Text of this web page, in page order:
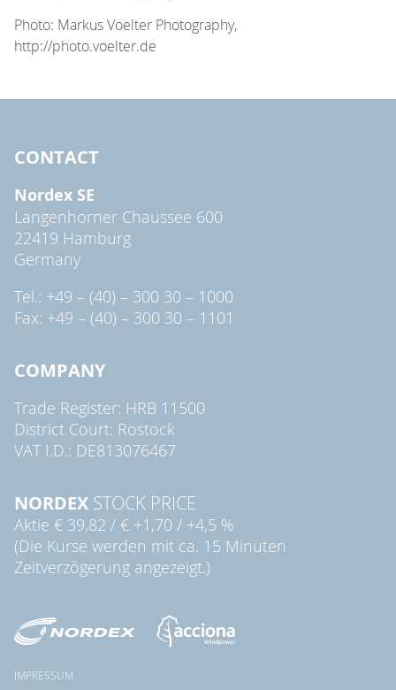
Photo: Markus Voelter Photography,
http://photo.voelter.de
CONTACT
Nordex SE
Langenhorner Chaussee 600
22419 Hamburg
Germany
Tel.: +49 – (40) – 300 30 – 1000
Fax: +49 – (40) – 300 30 – 1101
COMPANY
Trade Register: HRB 11500
District Court: Rostock
VAT I.D.: DE813076467
NORDEX STOCK PRICE
Aktie € 39,82 / € +1,70 / +4,5 %
(Die Kurse werden mit ca. 15 Minuten
Zeitverzögerung angezeigt.)
IMPRESSUM